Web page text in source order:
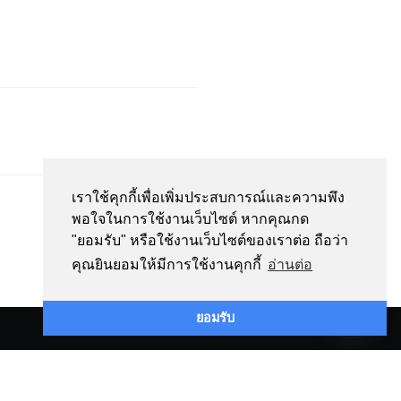
เราใช้คุกกี้เพื่อเพิ่มประสบการณ์และความพึง
พอใจในการใช้งานเว็บไซต์ หากคุณกด
"ยอมรับ" หรือใช้งานเว็บไซต์ของเราต่อ ถือว่า
คุณยินยอมให้มีการใช้งานคุกกี้ อ่านต่อ
ยอมรับ
Contact us
Open